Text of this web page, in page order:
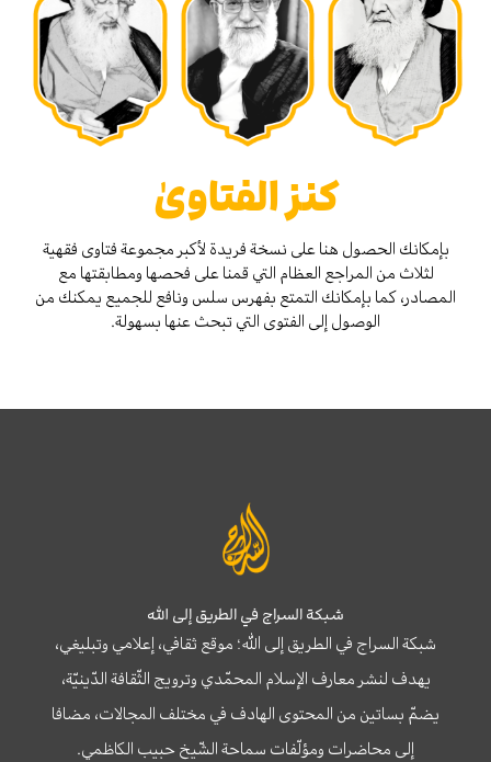
كنز الفتاوىٰ
بإمكانك الحصول هنا على نسخة فريدة لأكبر مجموعة فتاوى فقهية
لثلاث من المراجع العظام التي قمنا على فحصها ومطابقتها مع
المصادر، كما بإمكانك التمتع بفهرس سلس ونافع للجميع يمكنك من
الوصول إلى الفتوى التي تبحث عنها بسهولة.
شبكة السراج في الطريق إلى الله
شبكة السراج في الطريق إلى الله؛ موقع ثقافي، إعلامي وتبليغي،
يهدف لنشر معارف الإسلام المحمّدي وترويج الثّقافة الدّينيّة،
يضمّ بساتين من المحتوى الهادف في مختلف المجالات، مضافا
إلى محاضرات ومؤلّفات سماحة الشّيخ حبيب الكاظمي.